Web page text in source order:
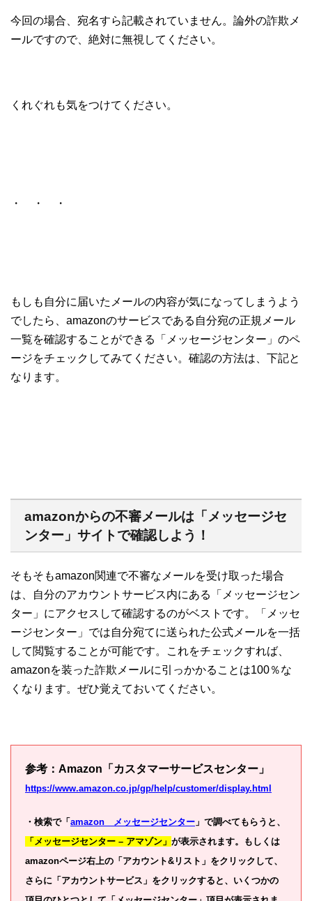
今回の場合、宛名すら記載されていません。論外の詐欺メ
ールですので、絶対に無視してください。
くれぐれも気をつけてください。
・ ・ ・
もしも自分に届いたメールの内容が気になってしまうよう
でしたら、amazonのサービスである自分宛の正規メール
一覧を確認することができる「メッセージセンター」のペ
ージをチェックしてみてください。確認の方法は、下記と
なります。
amazonからの不審メールは「メッセージセ
ンター」サイトで確認しよう！
そもそもamazon関連で不審なメールを受け取った場合
は、自分のアカウントサービス内にある「メッセージセン
ター」にアクセスして確認するのがベストです。「メッセ
ージセンター」では自分宛てに送られた公式メールを一括
して閲覧することが可能です。これをチェックすれば、
amazonを装った詐欺メールに引っかかることは100％な
くなります。ぜひ覚えておいてください。
参考：Amazon「カスタマーサービスセンター」
https://www.amazon.co.jp/gp/help/customer/display.html
・検索で「 amazon メッセージセンター 」で調べてもらうと、
「メッセージセンター – アマゾン」 が表示されます。もしくは
amazonページ右上の「アカウント&リスト」をクリックして、
さらに「アカウントサービス」をクリックすると、いくつかの